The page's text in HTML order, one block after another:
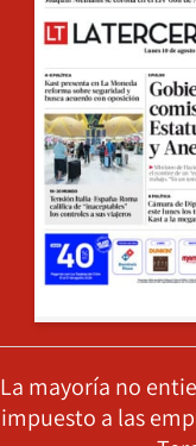
La mayoría no
impuesto a las